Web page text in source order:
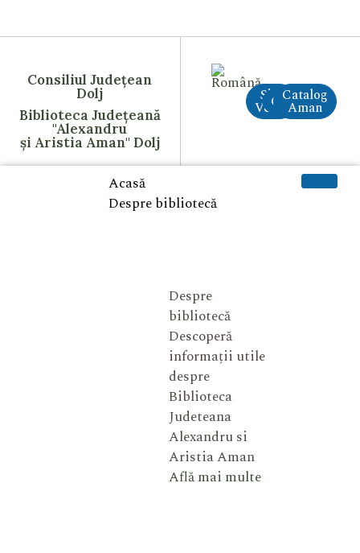
Consiliul Județean
Dolj
Biblioteca Județeană
"Alexandru
și Aristia Aman" Dolj
Site
VechiCreAI
Catalog
Aman
Acasă
Despre bibliotecă
Despre
bibliotecă
Descoperă
informații utile
despre
Biblioteca
Judeteana
Alexandru si
Aristia Aman
Află mai multe